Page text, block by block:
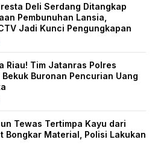
Deli Serdang Ditangkap
Pembunuhan Lansia,
Jadi Kunci Pengungkapan
Riau! Tim Jatanras Polres
Buronan Pencurian Uang
Tewas Tertimpa Kayu dari
Bongkar Material, Polisi Lakukan